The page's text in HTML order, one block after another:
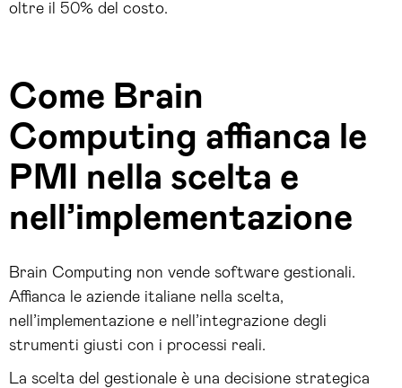
oltre il 50% del costo.
Come Brain
Computing affianca le
PMI nella scelta e
nell’implementazione
Brain Computing non vende software gestionali.
Affianca le aziende italiane nella scelta,
nell’implementazione e nell’integrazione degli
strumenti giusti con i processi reali.
La scelta del gestionale è una decisione strategica